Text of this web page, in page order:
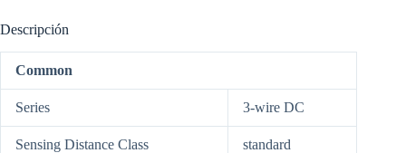
Descripción
Common
Series 3-wire DC
Sensing Distance Class standard